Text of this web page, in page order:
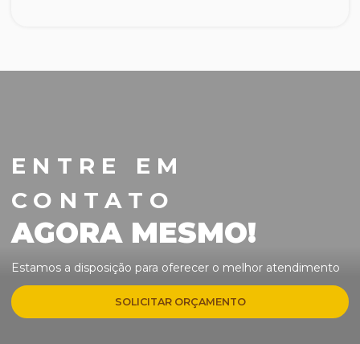
ENTRE EM
CONTATO
AGORA MESMO!
Estamos a disposição para oferecer o melhor atendimento
SOLICITAR ORÇAMENTO